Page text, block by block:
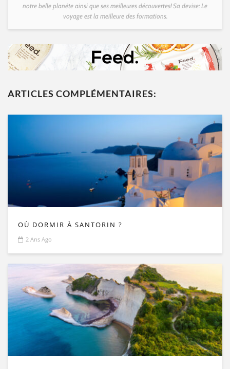
notre belle planète ainsi que ses meilleures découvertes! Sa devise: Le
voyage est la meilleure des formations.
ARTICLES COMPLÉMENTAIRES:
OÙ DORMIR À SANTORIN ?
2 Ans Ago